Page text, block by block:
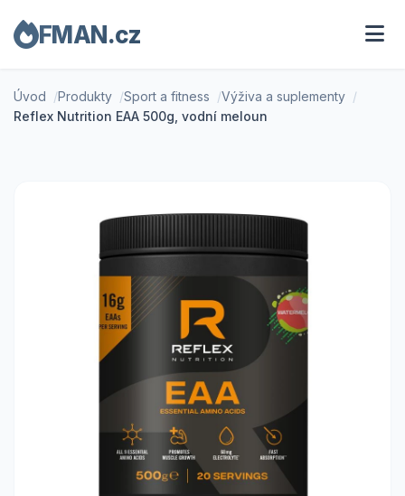
FMAN.cz
Úvod Produkty Sport a fitness
Výživa a suplementy
Reflex Nutrition EAA 500g, vodní meloun